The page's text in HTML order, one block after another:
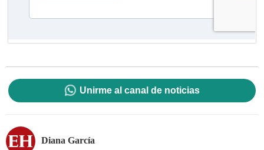
Unirme al canal de noticias
Diana García